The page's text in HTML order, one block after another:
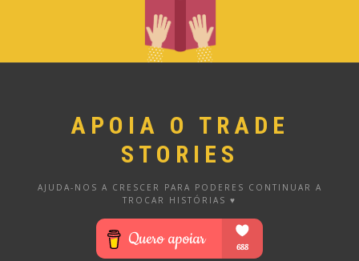
APOIA O TRADE
STORIES
AJUDA-NOS A CRESCER PARA PODERES CONTINUAR A
TROCAR HISTÓRIAS ♥